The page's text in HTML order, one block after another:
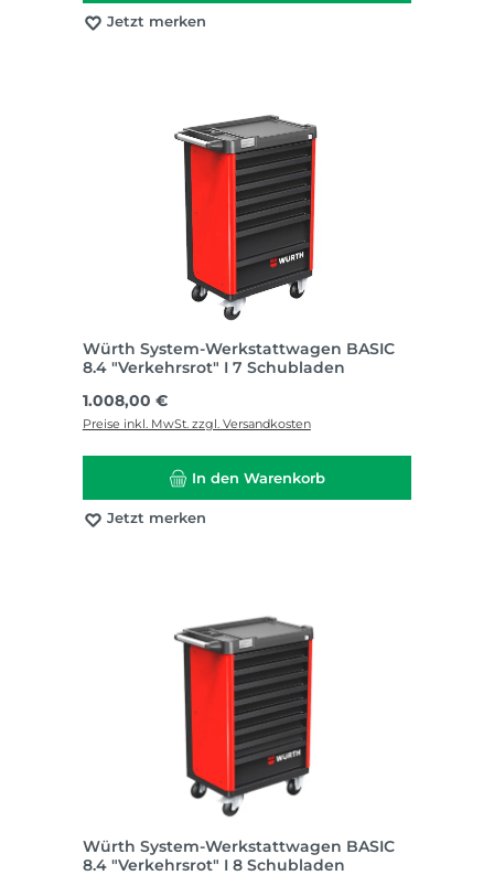
Jetzt merken
Würth System-Werkstattwagen BASIC
8.4 "Verkehrsrot" I 7 Schubladen
Regulärer Preis:
1.008,00 €
Preise inkl. MwSt. zzgl. Versandkosten
In den Warenkorb
Jetzt merken
Würth System-Werkstattwagen BASIC
8.4 "Verkehrsrot" I 8 Schubladen